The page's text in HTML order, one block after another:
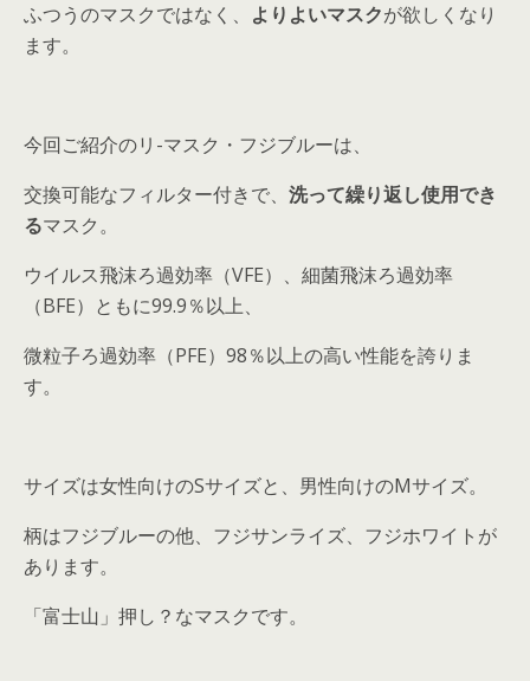
ふつうのマスクではなく、 よりよいマスクが欲しくなり
ます。
今回ご紹介のリ-マスク・フジブルーは、
交換可能なフィルター付きで、 洗って繰り返し使用でき
るマスク。
ウイルス飛沫ろ過効率（VFE）、細菌飛沫ろ過効率
（BFE）ともに99.9％以上、
微粒子ろ過効率（PFE）98％以上の高い性能を誇りま
す。
サイズは女性向けのSサイズと、男性向けのMサイズ。
柄はフジブルーの他、フジサンライズ、フジホワイトが
あります。
「富士山」押し？なマスクです。